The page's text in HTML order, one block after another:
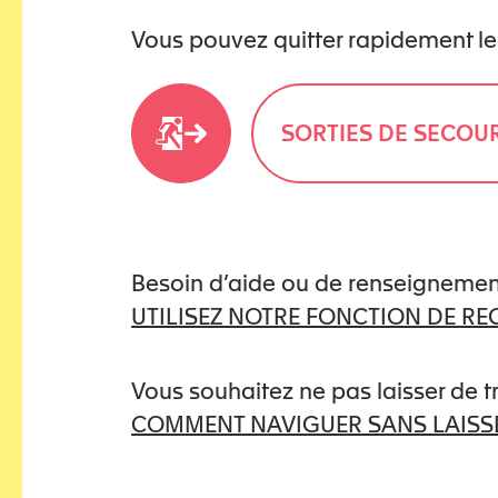
Vous pouvez quitter rapidement
SORTIES DE
Besoin d’aide ou de
UTILISEZ NOTRE FONCTION DE
Vous souhaitez ne pas laisser de
COMMENT NAVIGUER SANS
→ Podcasts sur Apple Music
Episode 1: Violences
soutien
conséquences